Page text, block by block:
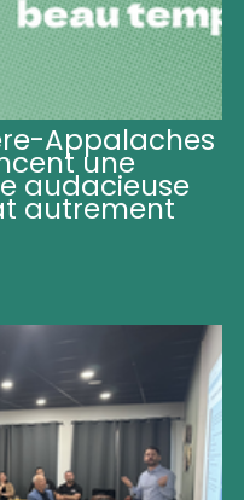
Appalaches
une
audacieuse
autrement